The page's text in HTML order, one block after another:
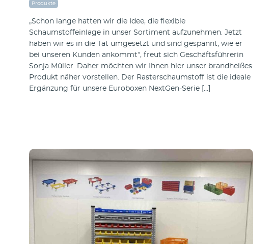
Produkte
„Schon lange hatten wir die Idee, die flexible
Schaumstoffeinlage in unser Sortiment aufzunehmen. Jetzt
haben wir es in die Tat umgesetzt und sind gespannt, wie er
bei unseren Kunden ankommt“, freut sich Geschäftsführerin
Sonja Müller. Daher möchten wir Ihnen hier unser brandheißes
Produkt näher vorstellen. Der Rasterschaumstoff ist die ideale
Ergänzung für unsere Euroboxen NextGen-Serie […]